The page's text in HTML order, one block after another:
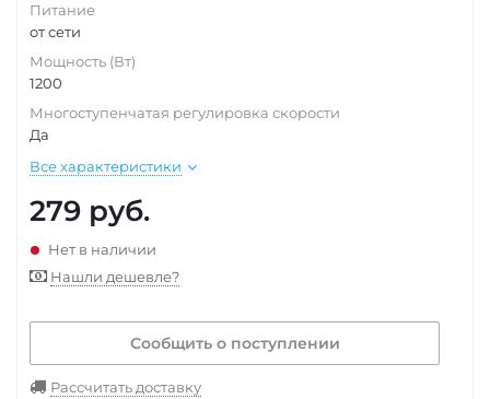
Питание
от сети
Мощность (Вт)
1200
Многоступенчатая регулировка скорости
Да
Все характеристики
279 руб.
Нет в наличии
Нашли дешевле?
Сообщить о поступлении
Рассчитать доставку